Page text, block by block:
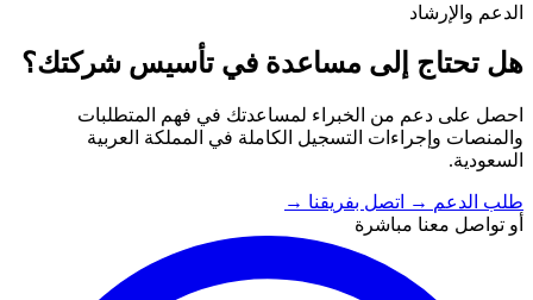
الدعم والإرشاد
هل تحتاج إلى مساعدة في تأسيس شركتك؟
احصل على دعم من الخبراء لمساعدتك في فهم المتطلبات
والمنصات وإجراءات التسجيل الكاملة في المملكة العربية
السعودية.
طلب الدعم → اتصل بفريقنا →
أو تواصل معنا مباشرة